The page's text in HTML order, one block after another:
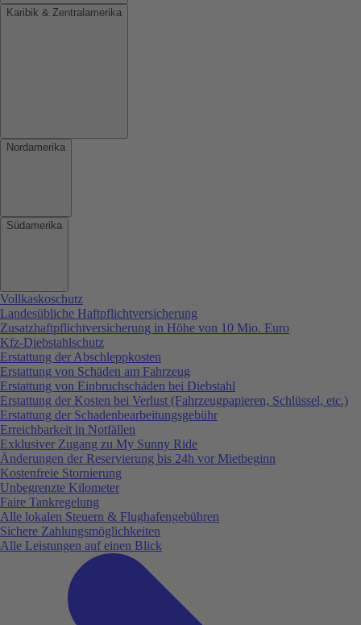
Karibik & Zentralamerika
Nordamerika
Südamerika
Vollkaskoschutz
Landesübliche Haftpflichtversicherung
Zusatzhaftpflichtversicherung in Höhe von 10 Mio. Euro
Kfz-Diebstahlschutz
Erstattung der Abschleppkosten
Erstattung von Schäden am Fahrzeug
Erstattung von Einbruchschäden bei Diebstahl
Erstattung der Kosten bei Verlust (Fahrzeugpapieren, Schlüssel, etc.)
Erstattung der Schadenbearbeitungsgebühr
Erreichbarkeit in Notfällen
Exklusiver Zugang zu My Sunny Ride
Änderungen der Reservierung bis 24h vor Mietbeginn
Kostenfreie Stornierung
Unbegrenzte Kilometer
Faire Tankregelung
Alle lokalen Steuern & Flughafengebühren
Sichere Zahlungsmöglichkeiten
Alle Leistungen auf einen Blick